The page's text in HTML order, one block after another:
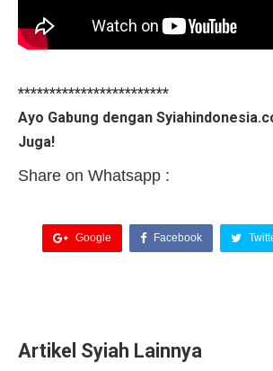
************************
Ayo Gabung dengan
Juga!
Share on Whatsapp :
Google Facebook
Artikel Syiah Lainnya